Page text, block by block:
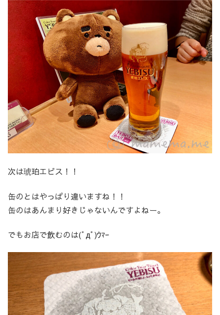
次は琥珀エビス！！
缶のとはやっぱり違いますね！！
缶のはあんまり好きじゃないんですよねー。
でもお店で飲むのは(ﾟдﾟ)ｳﾏｰ